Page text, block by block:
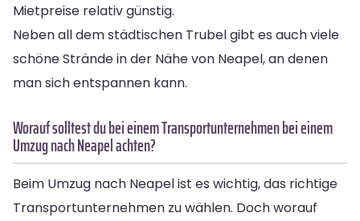
Mietpreise relativ günstig.
Neben all dem städtischen Trubel gibt es auch viele
schöne Strände in der Nähe von Neapel, an denen
man sich entspannen kann.
Worauf solltest du bei einem Transportunternehmen bei einem
Umzug nach Neapel achten?
Beim Umzug nach Neapel ist es wichtig, das richtige
Transportunternehmen zu wählen. Doch worauf